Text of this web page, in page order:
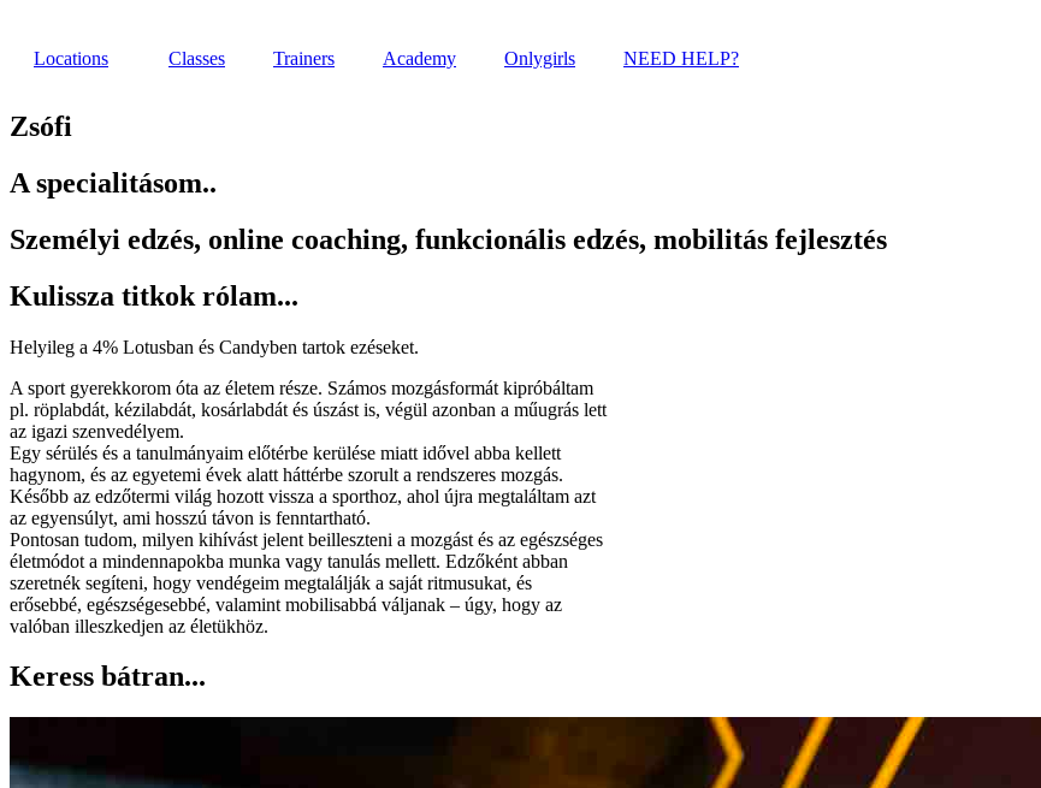
tartalomhoz
Locations Classes Trainers Academy Onlygirls NEED HELP?
Zsófi
A specialitásom..
Személyi edzés, online coaching, funkcionális edzés, mobilitás fejlesztés
Kulissza titkok rólam...
Helyileg a 4% Lotusban és Candyben tartok ezéseket.
A sport gyerekkorom óta az életem része. Számos mozgásformát kipróbáltam
pl. röplabdát, kézilabdát, kosárlabdát és úszást is, végül azonban a műugrás lett
az igazi szenvedélyem.
Egy sérülés és a tanulmányaim előtérbe kerülése miatt idővel abba kellett
hagynom, és az egyetemi évek alatt háttérbe szorult a rendszeres mozgás.
Később az edzőtermi világ hozott vissza a sporthoz, ahol újra megtaláltam azt
az egyensúlyt, ami hosszú távon is fenntartható.
Pontosan tudom, milyen kihívást jelent beilleszteni a mozgást és az egészséges
életmódot a mindennapokba munka vagy tanulás mellett. Edzőként abban
szeretnék segíteni, hogy vendégeim megtalálják a saját ritmusukat, és
erősebbé, egészségesebbé, valamint mobilisabbá váljanak – úgy, hogy az
valóban illeszkedjen az életükhöz.
Keress bátran...